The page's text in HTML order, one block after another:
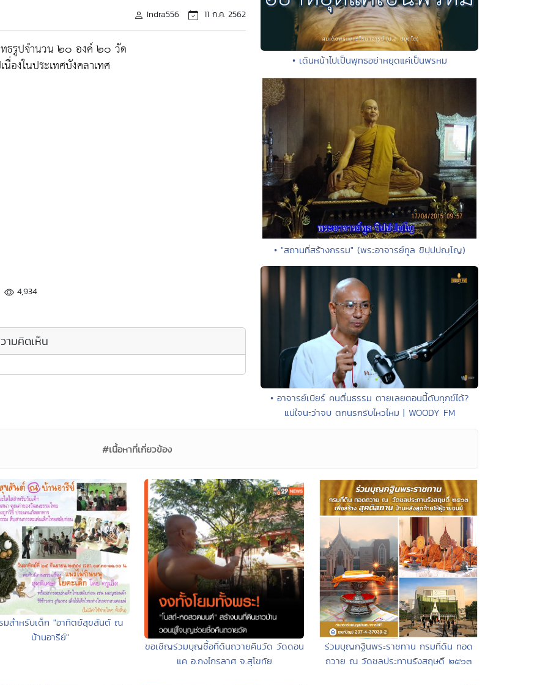
Indra556 11 ก.ค. 2562
ธรูปจำนวน ๒๐ องค์ ๒๐ วัด
องในประเทศบังคลาเทศ
4,934
ามคิดเห็น
• เดินหน้าไปเป็นพุทธอย่าหยุดแค่เป็นพรหม
• "สถานที่สร้างกรรม" (พระอาจารย์ทูล ขิปฺปปญฺโญ)
• อาจารย์เบียร์ คนตื่นธรรม ตายเลยตอนนี้ดับทุกข์ได้?
แน่ใจนะว่าจบ ตกนรกรับไหวไหม | WOODY FM
#เนื้อหาที่เกี่ยวข้อง
มสำหรับเด็ก "อาทิตย์สุขสันต์ ณ
บ้านอารีย์"
ขอเชิญร่วมบุญซื้อที่ดินถวายคืนวัด วัดดอน
แค อ.กงไกรลาศ จ.สุโขทัย
ร่วมบุญกฐินพระราชทาน กรมที่ดิน ทอด
ถวาย ณ วัดชลประทานรังสฤษดิ์ ๒๕๖๓